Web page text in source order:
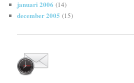
januari 2006 (14)
december 2005 (15)